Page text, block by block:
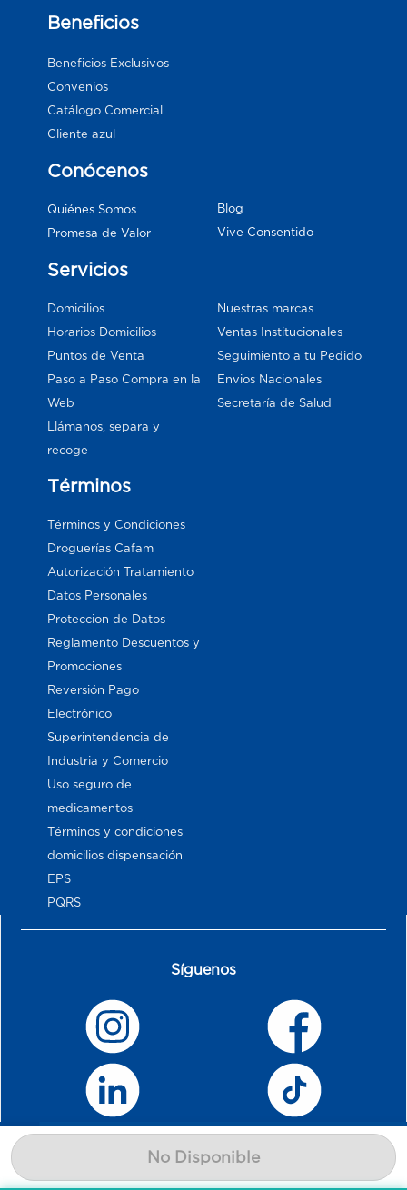
No Disponible
Beneficios
Beneficios Exclusivos
Convenios
Catálogo Comercial
Cliente azul
Conócenos
Quiénes Somos
Promesa de Valor
Blog
Vive Consentido
Servicios
Domicilios
Horarios Domicilios
Puntos de Venta
Paso a Paso Compra en la
Web
Llámanos, separa y
recoge
Nuestras marcas
Ventas Institucionales
Seguimiento a tu Pedido
Envios Nacionales
Secretaría de Salud
Términos
Términos y Condiciones
Droguerías Cafam
Autorización Tratamiento
Datos Personales
Proteccion de Datos
Reglamento Descuentos y
Promociones
Reversión Pago
Electrónico
Superintendencia de
Industria y Comercio
Uso seguro de
medicamentos
Términos y condiciones
domicilios dispensación
EPS
PQRS
Síguenos